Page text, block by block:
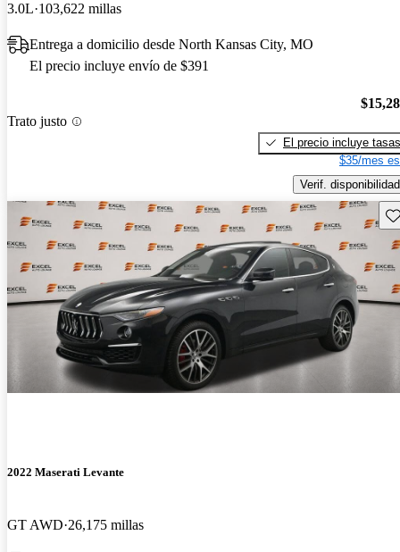
3.0L 103,622 millas
Entrega a domicilio desde North Kansas City, MO
El precio incluye envío de $391
Trato justo
El precio incluye tasas
$35/mes
Verif. disponibilidad
2022 Maserati Levante
GT AWD 26,175 millas